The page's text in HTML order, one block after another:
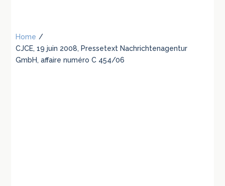
Home /
CJCE, 19 juin 2008, Pressetext Nachrichtenagentur
GmbH, affaire numéro C 454/06